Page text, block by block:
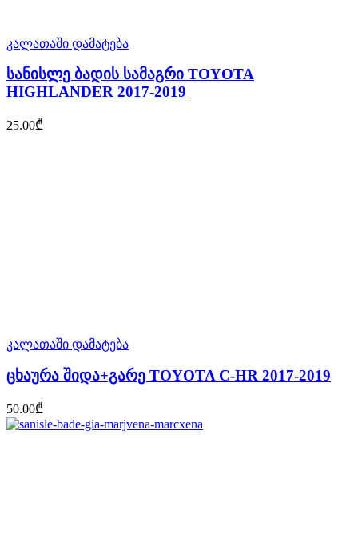
კალათაში დამატება
სანისლე ბადის სამაგრი TOYOTA
HIGHLANDER 2017-2019
25.00₾
კალათაში დამატება
ცხაურა შიდა+გარე TOYOTA C-HR 2017-2019
50.00₾